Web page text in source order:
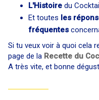
L'Histoire du
Et toutes les
fréquentes
Si tu veux voir à quoi cela
page de la Recette du
A très vite, et bonne